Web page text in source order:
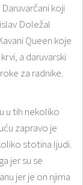
koji
Doležal
Queen koje
a daruvarski
za radnike.
u tih nekoliko
zapravo je
stotina ljudi.
jer su se
jer je on njima